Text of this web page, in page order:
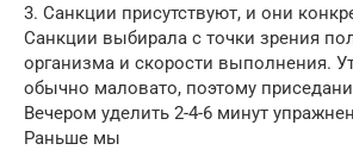
3. Санкции присутствуют, и они
Санкции выбирала с точки зрения
организма и скорости выполнения.
обычно маловато, поэтому
Вечером уделить 2-4-6 минут
Раньше мы